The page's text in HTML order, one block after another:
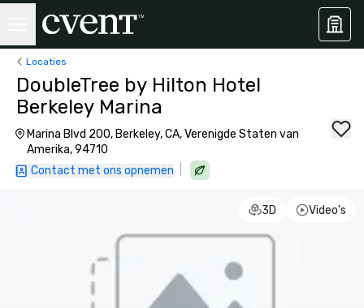
Locaties
DoubleTree by Hilton Hotel
Berkeley Marina
Marina Blvd 200, Berkeley, CA, Verenigde Staten van
Amerika, 94710
Contact met ons opnemen
3D Video's